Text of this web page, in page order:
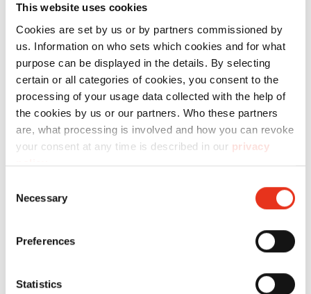
This website uses cookies
Cookies are set by us or by partners commissioned by
us. Information on who sets which cookies and for what
purpose can be displayed in the details. By selecting
certain or all categories of cookies, you consent to the
processing of your usage data collected with the help of
the cookies by us or our partners. Who these partners
are, what processing is involved and how you can revoke
your consent at any time is described in our privacy
policy.
Selection
Necessary
Preferences
Statistics
HSM
Powerline
SP 5080 -
1,9 x 15
mm
2993209134 4026631060288